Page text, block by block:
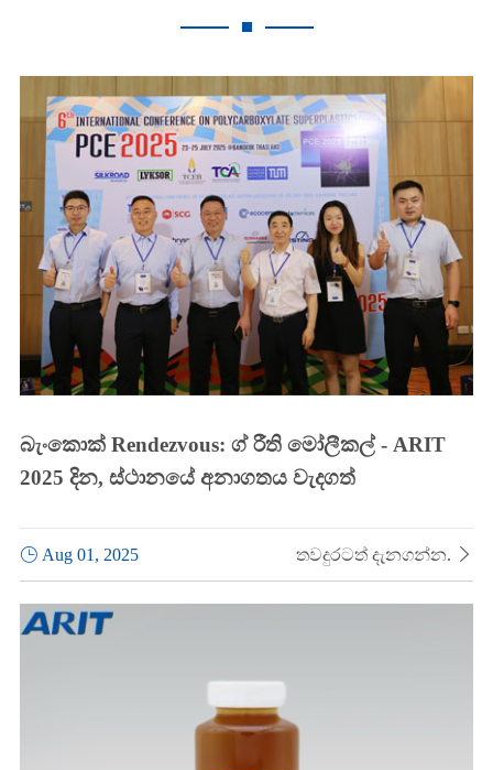
බැංකොක් Rendezvous: ග් රීති මෝලීකල් - ARIT
2025 දින, ස්ථානයේ අනාගතය වැදගත්
Aug 01, 2025 තවදුරටත් දැනගන්න. 